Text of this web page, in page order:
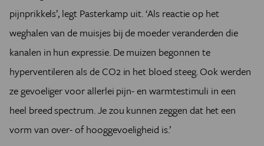
pijnprikkels’, legt Pasterkamp uit. ‘Als reactie op het
weghalen van de muisjes bij de moeder veranderden die
kanalen in hun expressie. De muizen begonnen te
hyperventileren als de CO2 in het bloed steeg. Ook werden
ze gevoeliger voor allerlei pijn- en warmtestimuli in een
heel breed spectrum. Je zou kunnen zeggen dat het een
vorm van over- of hooggevoeligheid is.’